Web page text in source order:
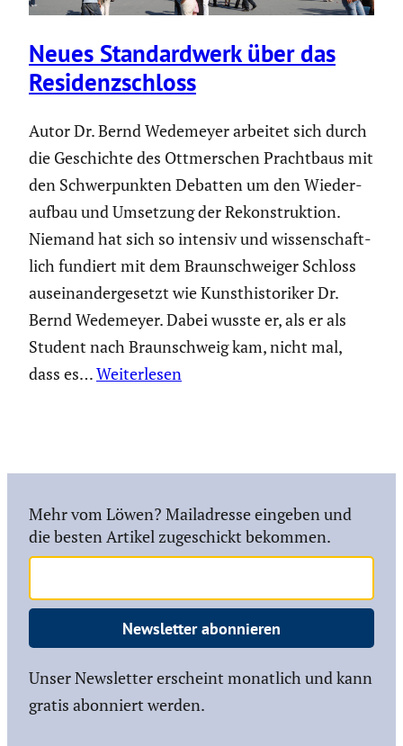
Neues Standard­werk über das
Residenz­schloss
Autor Dr. Bernd Wedemeyer arbeitet sich durch
die Geschichte des Ottmer­schen Pracht­baus mit
den Schwer­punkten Debatten um den Wieder­
aufbau und Umsetzung der Rekon­struk­tion.
Niemand hat sich so intensiv und wissen­schaft­
lich fundiert mit dem Braun­schweiger Schloss
ausein­an­der­ge­setzt wie Kunst­his­to­riker Dr.
Bernd Wedemeyer. Dabei wusste er, als er als
Student nach Braun­schweig kam, nicht mal,
dass es…Weiterlesen
Mehr vom Löwen? Mailadresse eingeben und
die besten Artikel zugeschickt bekommen.
Newsletter abonnieren
Unser Newsletter erscheint monatlich und kann
gratis abonniert werden.